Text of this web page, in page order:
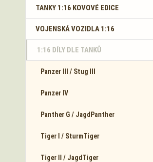
TANKY 1:16 KOVOVÉ EDICE
VOJENSKÁ VOZIDLA 1:16
1:16 DÍLY DLE TANKŮ
Panzer III / Stug III
Panzer IV
Panther G / JagdPanther
Tiger I / SturmTiger
Tiger II / JagdTiger